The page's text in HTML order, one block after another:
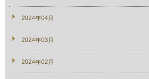
2024年04月
2024年03月
2024年02月